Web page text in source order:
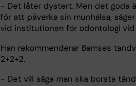
- Det låter dystert. Men det goda
för att påverka sin munhälsa,
vid institutionen för odontologi
Han rekommenderar Bamses
2+2+2.
- Det vill säga man ska borsta